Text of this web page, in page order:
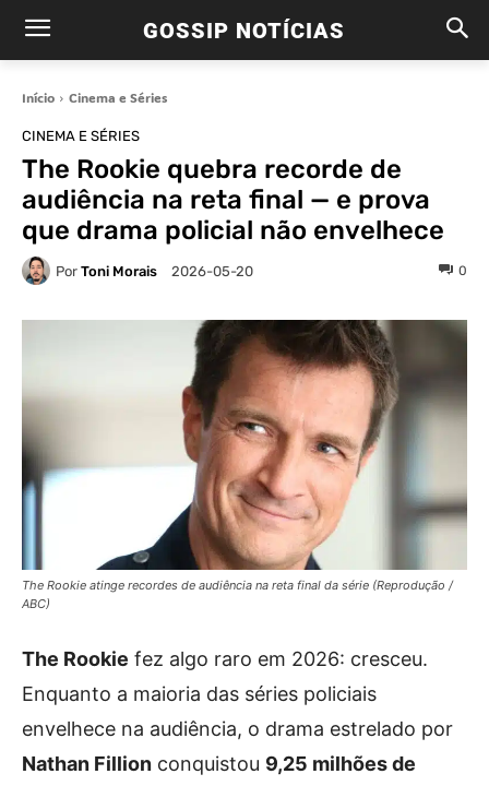
GOSSIP NOTÍCIAS
Início Cinema e Séries
CINEMA E SÉRIES
The Rookie quebra recorde de
audiência na reta final — e prova
que drama policial não envelhece
Por Toni Morais 2026-05-20 0
The Rookie atinge recordes de audiência na reta final da série (Reprodução /
ABC)
The Rookie fez algo raro em 2026: cresceu.
Enquanto a maioria das séries policiais
envelhece na audiência, o drama estrelado por
Nathan Fillion conquistou 9,25 milhões de